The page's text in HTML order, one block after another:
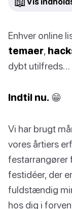
Enhver online
temaer,
dybt utilfreds…
Indtil nu. 😁
Vi har brugt
vores årtiers
festarrangører
festidéer, der
fuldstændig
hos dig i